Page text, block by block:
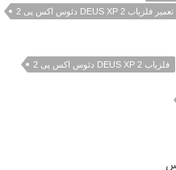
تعمیر فلزیاب DEUS XP 2 دئوس اکس پی 2
فلزیاب DEUS XP 2 دئوس اکس پی 2